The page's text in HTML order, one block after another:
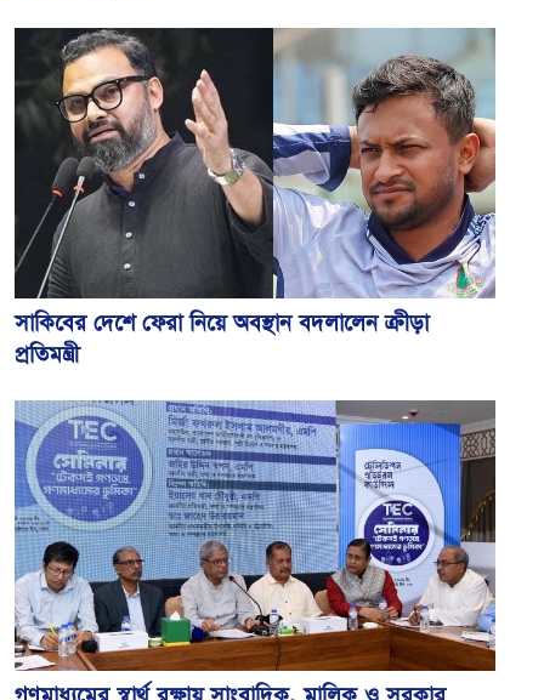
সাকিবের দেশে ফেরা নিয়ে অবস্থান বদলালেন ক্রীড়া
প্রতিমন্ত্রী